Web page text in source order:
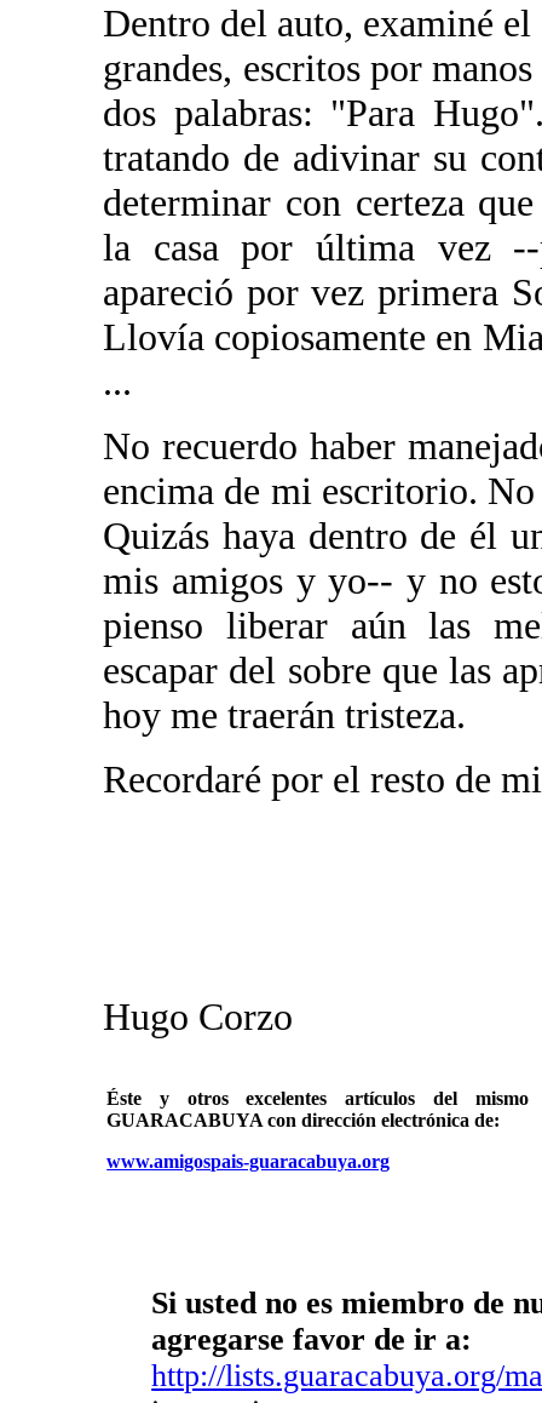
Dentro del auto, examiné
grandes, escritos por
dos palabras: "Para
tratando de adivinar su
determinar con certeza
la casa por última vez --
apareció por vez primera
Llovía copiosamente en
...
No recuerdo haber
encima de mi escritorio.
Quizás haya dentro de él
mis amigos y yo-- y no
pienso liberar aún las
escapar del sobre que las
hoy me traerán tristeza.
Recordaré por el resto de
Hugo Corzo
Éste y otros excelentes artículos del
GUARACABUYA con dirección electrónica de:
www.amigospais-guaracabuya.org
Si usted no es miembro de
agregarse favor de ir a:
http://lists.guaracabuya.org/